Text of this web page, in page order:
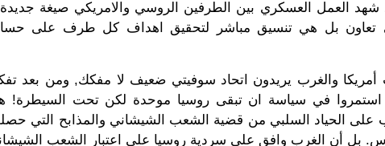
شهد العمل العسكري بين الطرفين الروسي والامريكي صيغة جديدة
تعاون بل هي تنسيق مباشر لتحقيق اهداف كل طرف على
أمريكا والغرب يريدون اتحاد سوفيتي ضعيف لا مفكك, ومن بعد
استمروا في سياسة ان تبقى روسيا موحدة لكن تحت السيطرة!
الحياد السلبي من قضية الشعب الشيشاني والمذابح التي
بل أن الغرب وافق على سردية روسيا على اعتبار الشعب